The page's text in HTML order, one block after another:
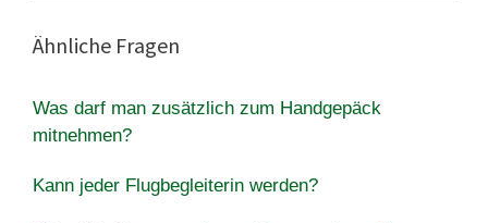
Ähnliche Fragen
Was darf man zusätzlich zum Handgepäck
mitnehmen?
Kann jeder Flugbegleiterin werden?